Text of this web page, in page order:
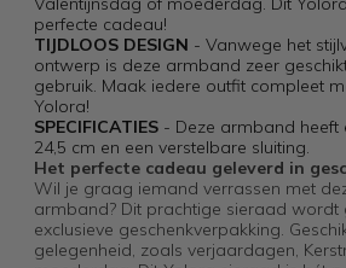
perfecte cadeau!
TIJDLOOS DESIGN - Vanwege het
ontwerp is deze armband zeer
gebruik. Maak iedere outfit compleet
Yolora!
SPECIFICATIES- Deze armband heeft
24,5 cm en een verstelbare sluiting.
Het perfecte cadeau geleverd in
Wil je graag iemand verrassen met
armband? Dit prachtige sieraad wordt
exclusieve geschenkverpakking.
gelegenheid, zoals verjaardagen,